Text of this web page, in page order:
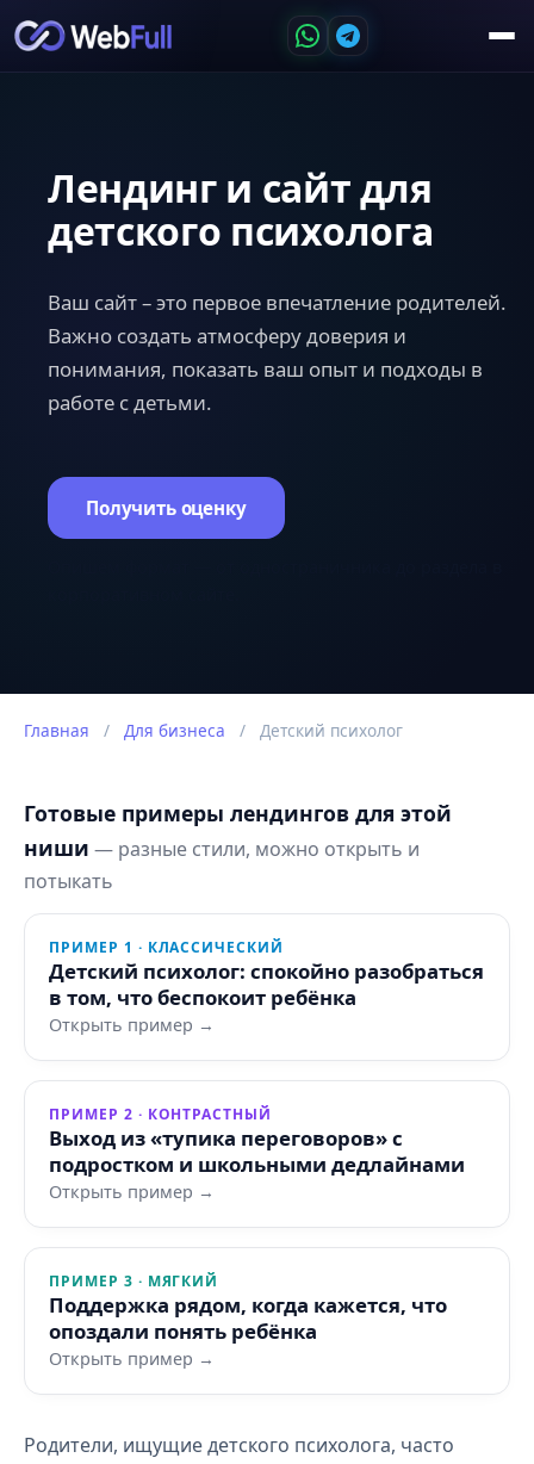
Лендинг и сайт для
детского психолога
Ваш сайт – это первое впечатление родителей.
Важно создать атмосферу доверия и
понимания, показать ваш опыт и подходы в
работе с детьми.
Получить оценку
Главная / Для бизнеса / Детский психолог
Готовые примеры лендингов для этой
ниши — разные стили, можно открыть и
потыкать
ПРИМЕР 1 · КЛАССИЧЕСКИЙ
Детский психолог: спокойно разобраться
в том, что беспокоит ребёнка
Открыть пример →
ПРИМЕР 2 · КОНТРАСТНЫЙ
Выход из «тупика переговоров» с
подростком и школьными дедлайнами
Открыть пример →
ПРИМЕР 3 · МЯГКИЙ
Поддержка рядом, когда кажется, что
опоздали понять ребёнка
Открыть пример →
Родители, ищущие детского психолога, часто